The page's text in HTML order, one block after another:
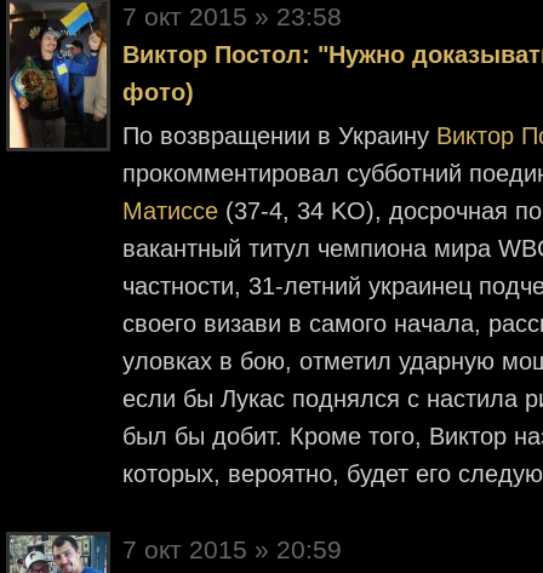
7 окт 2015 » 23:58
Виктор Постол: "Нужно
фото)
По возвращении в Украину Виктор
прокомментировал субботний
Матиссе (37-4, 34 KO), досрочная
вакантный титул чемпиона мира
частности, 31-летний украинец
своего визави в самого начала,
уловках в бою, отметил ударную
если бы Лукас поднялся с настила
был бы добит. Кроме того, Виктор
которых, вероятно, будет его
7 окт 2015 » 20:59